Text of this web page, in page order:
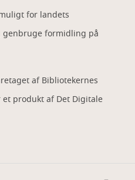
for landets
genbruge formidling på
af Bibliotekernes
produkt af Det Digitale